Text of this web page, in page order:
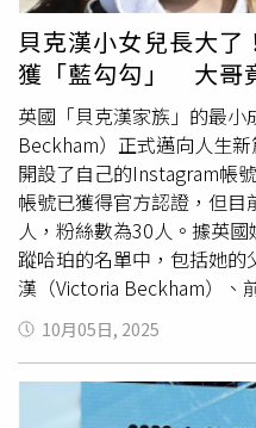
應了男友的運動身份與 背號
熱愛烘焙的泰勒絲也讓自
秀，她搞笑表示：「對於我
興奮，因為我的麵包正式成
新專輯《星夢人生》自上周
項紀錄，超越她自己上一張
創事業高峰。《星夢人生》
發行日將於日後公布於「
貝克漢小女兒長大了
獲「藍勾勾」 大哥
英國「貝克漢家族」的最
Beckham）正式邁向人生
開設了自己的Instagram帳
帳號已獲得官方認證，但
人，粉絲數為30人。據英
蹤哈珀的名單中，包括她
漢（Victoria Beckham）、
（David Beckham），以
Beckham）和羅密歐（
的帳號名單仍未公開。不
Beckham）似乎尚未追蹤
10月05日, 2025